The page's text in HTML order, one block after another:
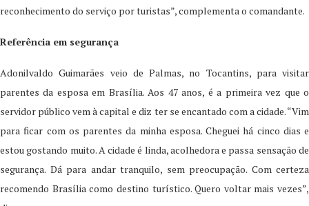
reconhecimento do serviço por turistas”, complementa o comandante.
Referência em segurança
Adonilvaldo Guimarães veio de Palmas, no Tocantins, para visitar
parentes da esposa em Brasília. Aos 47 anos, é a primeira vez que o
servidor público vem à capital e diz ter se encantado com a cidade. “Vim
para ficar com os parentes da minha esposa. Cheguei há cinco dias e
estou gostando muito. A cidade é linda, acolhedora e passa sensação de
segurança. Dá para andar tranquilo, sem preocupação. Com certeza
recomendo Brasília como destino turístico. Quero voltar mais vezes”,